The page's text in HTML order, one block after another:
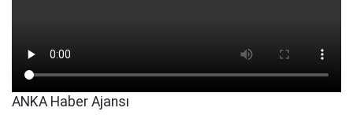
ANKA Haber Ajansı